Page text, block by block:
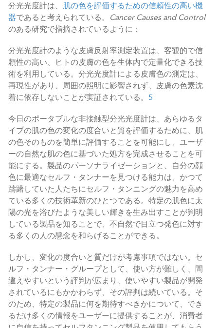
分光光度計は、 肌の色を評価するための信頼性の高い機
器であると考えられている。 Cancer Causes and Control
のある研究で指摘されているように：
分光光度計のような皮膚反射率測定装置は、客観的で信
頼性の高い、ヒトの皮膚の色を生体内で定量化できる技
術を利用している。分光光度計による皮膚色の測定は、
再現性があり、周囲の照明に影響されず、皮膚の色素沈
着に依存しないことが実証されている。 5
今日のポータブルな非接触型分光光度計は、あらゆるタ
イプの肌の色の変化の度合いと質を評価するために、肌
の色そのものを簡単に評価することを可能にし、ユーザ
ーの自然な肌の色に基づいた処方を完成させることを可
能にする。製品のパーソナライゼーションと、自分の顔
色に最適なセルフ・タンナーを見つける能力は、かつて
躊躇していた人たちにセルフ・タンニングの魅力を高め
ている多くの技術革新のひとつである。特定の肌色に太
陽の光を浴びたような美しい輝きを生み出すことが判明
している製品を知ることで、不自然で目立つ発色に対す
る多くの人の懸念を和らげることができる。
しかし、変化の度合いと質だけが考慮事項ではない。セ
ルフ・タンナー・グループとして、使い方が難しく、間
違えやすいという評判が広まり、使いやすい製品が開発
されているにもかかわらず、その評判は続いている。そ
のため、特定の製品に何を期待すべきかについて、でき
るだけ多くの情報をユーザーに提供することが、消費者